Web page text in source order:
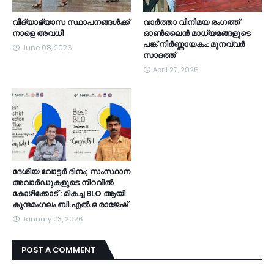
വിദ്യാഭ്യാസ സ്ഥാപനങ്ങൾക്ക്
നാളെ അവധി
June 08, 2026
വാർത്താ വിനിമയ രംഗത്ത്
ഓൺലൈൻ മാധ്യമങ്ങളുടെ
പങ്ക് നിർണ്ണായകം: മുനവ്വർ
സാദത്ത്
April 27, 2026
ദേശീയ വോട്ടർ ദിനം; സംസ്ഥാന
അവാർഡുകളുടെ നിറവിൽ
കോഴിക്കോട് : മികച്ച BLO ആയി
കുന്ദമംഗലം ബി.എൽ.ഒ രാജേഷ്
January 23, 2026
POST A COMMENT